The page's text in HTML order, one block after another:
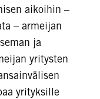
aikoihin –
– armeijan
ja
yritysten
yrityksille